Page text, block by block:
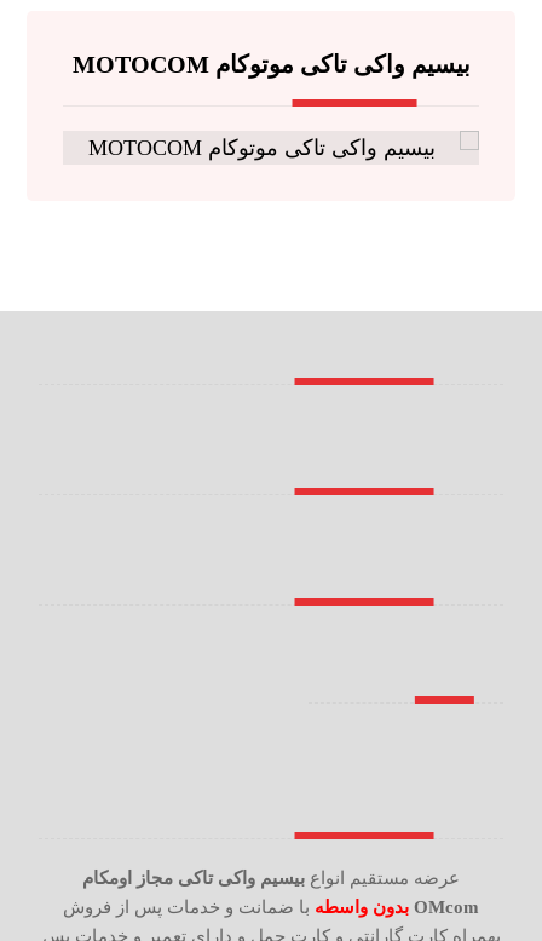
بیسیم واکی تاکی موتوکام MOTOCOM
عرضه مستقیم انواع بیسیم واکی تاکی مجاز اومکام
OMcom بدون واسطه با ضمانت و خدمات پس از فروش
بهمراه کارت گارانتی و کارت حمل و دارای تعمیر و خدمات پس